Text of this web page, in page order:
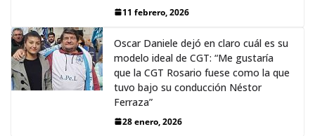
11 febrero, 2026
Oscar Daniele dejó en claro cuál es su
modelo ideal de CGT: “Me gustaría
que la CGT Rosario fuese como la que
tuvo bajo su conducción Néstor
Ferraza”
28 enero, 2026